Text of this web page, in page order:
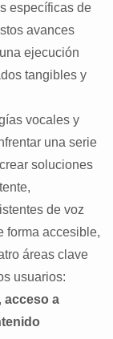
específicas de
avances
ejecución
tangibles y
vocales y
una serie
soluciones
de voz
forma accesible,
áreas clave
usuarios:
, acceso a